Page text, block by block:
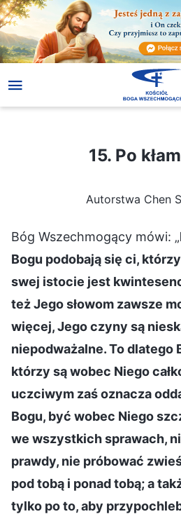
15. Po
Autorstwa Chen
Bóg Wszechmogący mówi: „
Bogu podobają się ci,
swej istocie jest
też Jego słowom zawsze
więcej, Jego czyny są
niepodważalne. To dlatego
którzy są wobec Niego
uczciwym zaś oznacza
Bogu, być wobec Niego
we wszystkich sprawach,
prawdy, nie próbować
pod tobą i ponad tobą; a
tylko po to, aby